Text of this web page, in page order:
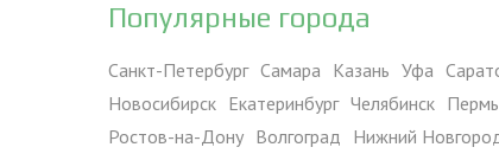
Популярные города
Санкт-Петербург Самара Казань Уфа
Новосибирск Екатеринбург Челябинск Пермь
Ростов-на-Дону Волгоград Нижний